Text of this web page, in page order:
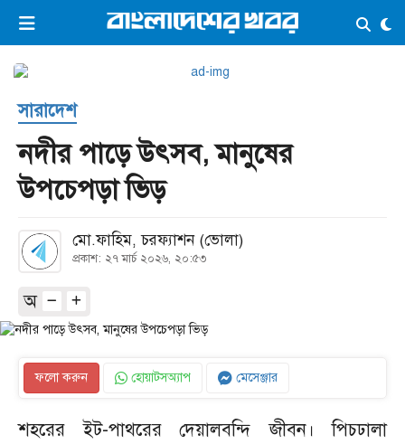
ভিডিও ই-পেপার লগইন ×
প্রচ্ছদ
সর্বশেষ
সব বিভাগ
আর্কাইভ
কনভার্টার
সারাদেশ
নদীর পাড়ে উৎসব, মানুষের
উপচেপড়া ভিড়
মো.ফাহিম, চরফ্যাশন (ভোলা)
প্রকাশ: ২৭ মার্চ ২০২৬, ২০:৫৩
অ
ফলো করুন হোয়াটসঅ্যাপ মেসেঞ্জার
শহরের ইট-পাথরের দেয়ালবন্দি জীবন। পিচঢালা